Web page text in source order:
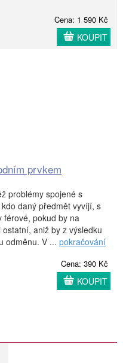
Cena: 1 590 Kč
KOUPIT
prvkem
problémy spojené s
daný předmět vyvíjí, s
férové, pokud by na
aniž by z výsledku
odměnu. V ... pokračování
Cena: 390 Kč
KOUPIT